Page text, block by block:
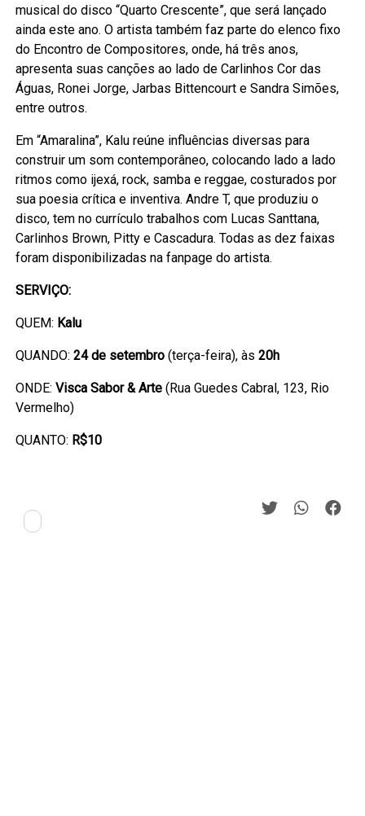
musical do disco “Quarto Crescente”, que será lançado
ainda este ano. O artista também faz parte do elenco fixo
do Encontro de Compositores, onde, há três anos,
apresenta suas canções ao lado de Carlinhos Cor das
Águas, Ronei Jorge, Jarbas Bittencourt e Sandra Simões,
entre outros.
Em “Amaralina”, Kalu reúne influências diversas para
construir um som contemporâneo, colocando lado a lado
ritmos como ijexá, rock, samba e reggae, costurados por
sua poesia crítica e inventiva. Andre T, que produziu o
disco, tem no currículo trabalhos com Lucas Santtana,
Carlinhos Brown, Pitty e Cascadura. Todas as dez faixas
foram disponibilizadas na fanpage do artista.
SERVIÇO:
QUEM: Kalu
QUANDO:24 de setembro (terça-feira), às20h
ONDE:Visca Sabor & Arte (Rua Guedes Cabral, 123, Rio
Vermelho)
QUANTO: R$10